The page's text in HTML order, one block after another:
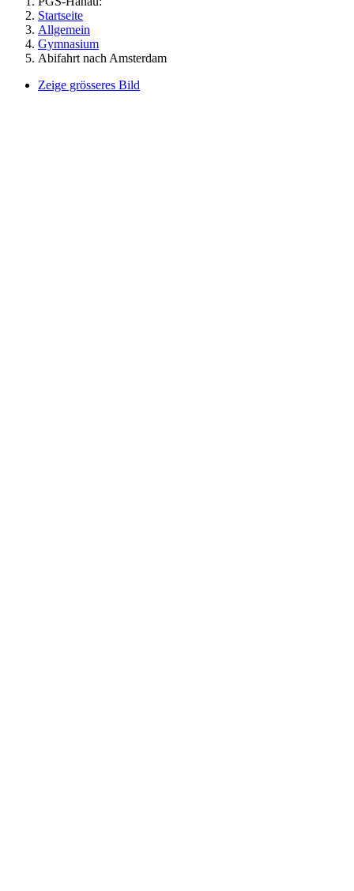
Startseite
Allgemein
Gymnasium
Abifahrt nach Amsterdam
Zeige grösseres Bild